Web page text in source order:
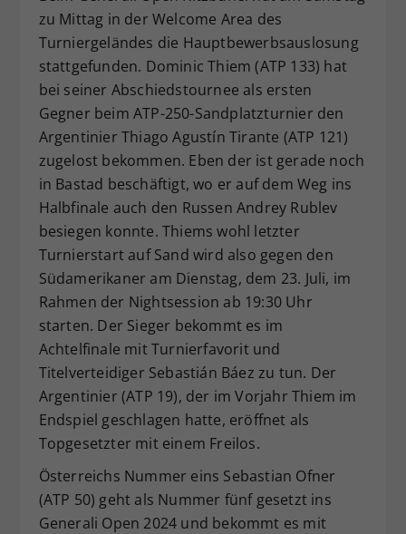
zu Mittag in der Welcome Area des
Turniergeländes die Hauptbewerbsauslosung
stattgefunden. Dominic Thiem (ATP 133) hat
bei seiner Abschiedstournee als ersten
Gegner beim ATP-250-Sandplatzturnier den
Argentinier Thiago Agustín Tirante (ATP 121)
zugelost bekommen. Eben der ist gerade noch
in Bastad beschäftigt, wo er auf dem Weg ins
Halbfinale auch den Russen Andrey Rublev
besiegen konnte. Thiems wohl letzter
Turnierstart auf Sand wird also gegen den
Südamerikaner am Dienstag, dem 23. Juli, im
Rahmen der Nightsession ab 19:30 Uhr
starten. Der Sieger bekommt es im
Achtelfinale mit Turnierfavorit und
Titelverteidiger Sebastián Báez zu tun. Der
Argentinier (ATP 19), der im Vorjahr Thiem im
Endspiel geschlagen hatte, eröffnet als
Topgesetzter mit einem Freilos.
Österreichs Nummer eins Sebastian Ofner
(ATP 50) geht als Nummer fünf gesetzt ins
Generali Open 2024 und bekommt es mit
Zweck
Dieser Wert speichert Ihre Consent-
Einstellungen. Unter anderem eine
zufällig generierte ID, für die
historische Speicherung Ihrer
Webseiten-Betreiber dies eingestellt
hat.